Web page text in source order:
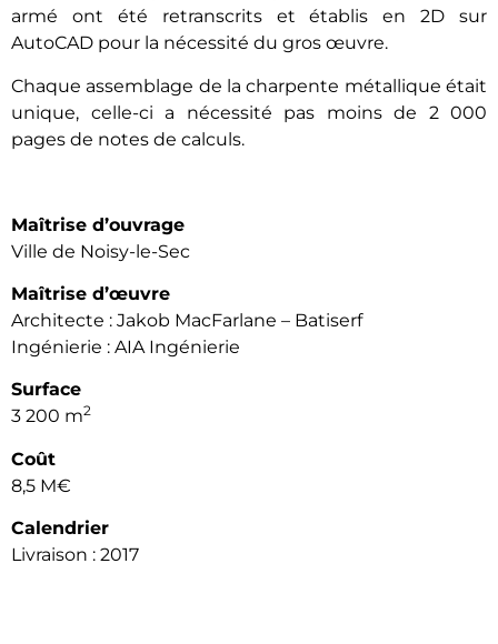
armé ont été retranscrits et établis en 2D sur
AutoCAD pour la nécessité du gros œuvre.
Chaque assemblage de la charpente métallique était
unique, celle-ci a nécessité pas moins de 2 000
pages de notes de calculs.
Maîtrise d’ouvrage
Ville de Noisy-le-Sec
Maîtrise d’œuvre
Architecte : Jakob MacFarlane – Batiserf
Ingénierie : AIA Ingénierie
Surface
3 200 m2
Coût
8,5 M€
Calendrier
Livraison : 2017